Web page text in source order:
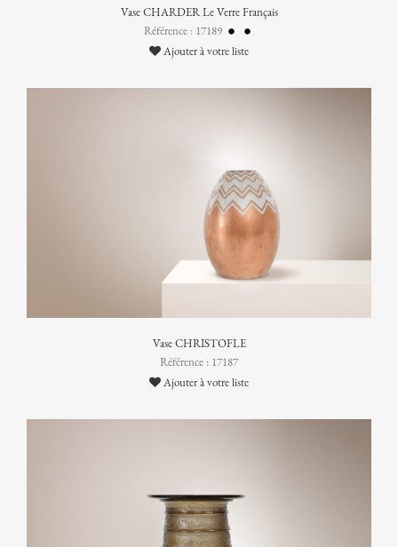
Vase CHARDER Le Verre Français
Référence : 17189
Ajouter à votre liste
Vase CHRISTOFLE
Référence : 17187
Ajouter à votre liste